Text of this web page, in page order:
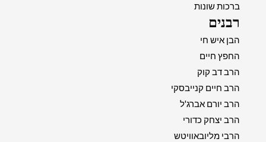
ברכות שונות
רבנים
הבן איש חי
החפץ חיים
הרב דב קוק
הרב חיים קנייבסקי
הרב יורם אברג'ל
הרב יצחק כדורי
הרבי מליובאוויטש